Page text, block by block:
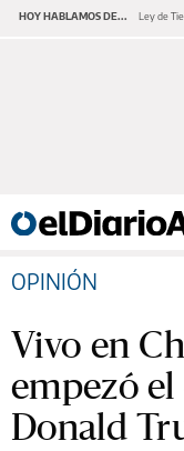
HOY HABLAMOS DE... Ley de
OPINIÓN
Vivo en
empezó
Donald